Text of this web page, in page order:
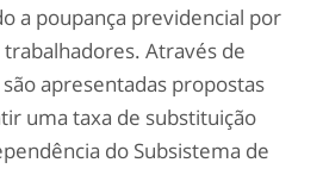
a poupança previdencial por
Através de
apresentadas propostas
uma taxa de substituição
do Subsistema de